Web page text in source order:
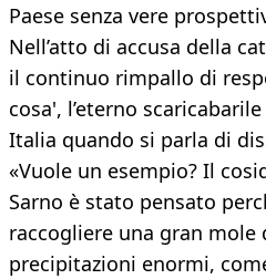
Paese senza vere
Nell’atto di accusa della
il continuo rimpallo di
cosa', l’eterno
Italia quando si parla di
«Vuole un esempio? Il
Sarno è stato pensato
raccogliere una gran mole
precipitazioni enormi,